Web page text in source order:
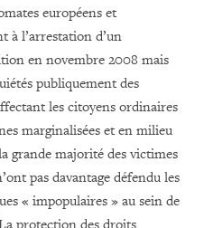
européens et
à l’arrestation d’un
en novembre 2008 mais
publiquement des
les citoyens ordinaires
marginalisées et en milieu
grande majorité des victimes
pas davantage défendu les
« impopulaires » au sein de